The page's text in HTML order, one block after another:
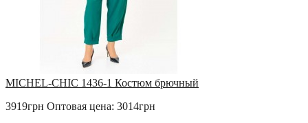
MICHEL-CHIC 1436-1 Костюм брючный
3919грн Оптовая цена: 3014грн